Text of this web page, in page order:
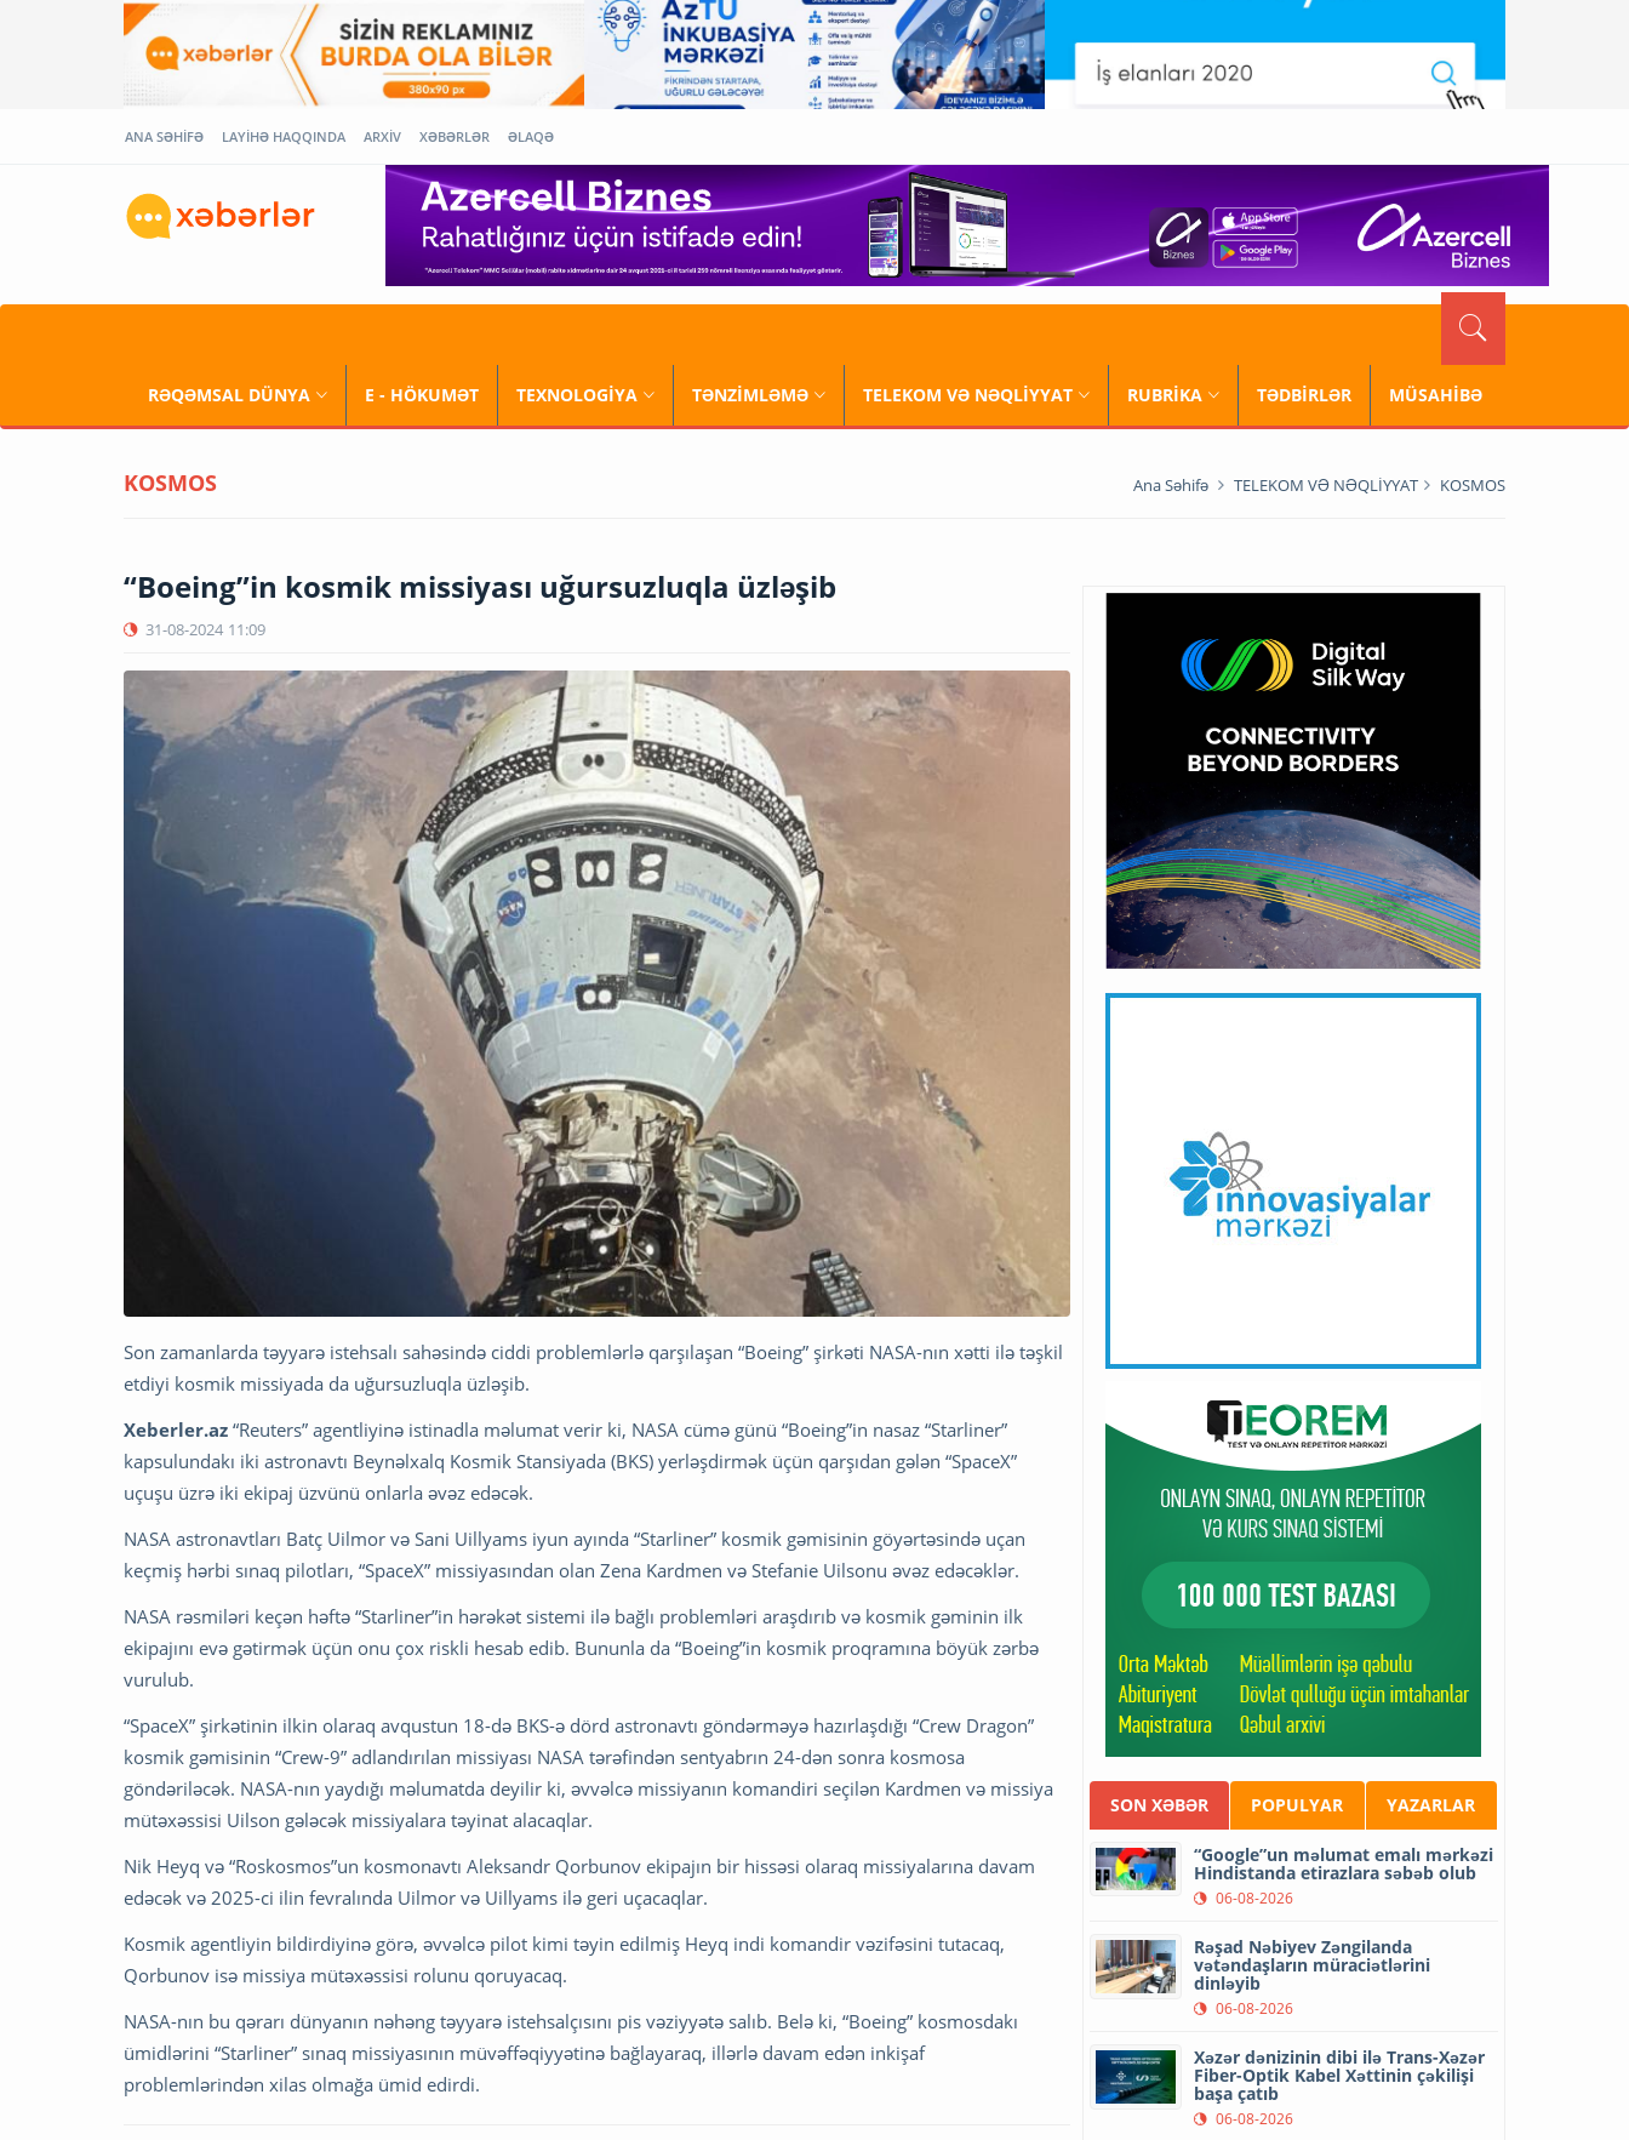
ANA SƏHİFƏ LAYİHƏ HAQQINDA ARXİV XƏBƏRLƏR ƏLAQƏ
RƏQƏMSAL DÜNYA E - HÖKUMƏT TEXNOLOGİYA TƏNZİMLƏMƏ TELEKOM VƏ NƏQLİYYAT RUBRİKA TƏDBİRLƏR MÜSAHİBƏ
KOSMOS Ana Səhifə TELEKOM VƏ NƏQLİYYAT KOSMOS
“Boeing”in kosmik missiyası uğursuzluqla üzləşib
31-08-2024 11:09
Son zamanlarda təyyarə istehsalı sahəsində ciddi problemlərlə qarşılaşan “Boeing” şirkəti NASA-nın xətti ilə təşkil
etdiyi kosmik missiyada da uğursuzluqla üzləşib.
Xeberler.az “Reuters” agentliyinə istinadla məlumat verir ki, NASA cümə günü “Boeing”in nasaz “Starliner”
kapsulundakı iki astronavtı Beynəlxalq Kosmik Stansiyada (BKS) yerləşdirmək üçün qarşıdan gələn “SpaceX”
uçuşu üzrə iki ekipaj üzvünü onlarla əvəz edəcək.
NASA astronavtları Batç Uilmor və Sani Uillyams iyun ayında “Starliner” kosmik gəmisinin göyərtəsində uçan
keçmiş hərbi sınaq pilotları, “SpaceX” missiyasından olan Zena Kardmen və Stefanie Uilsonu əvəz edəcəklər.
NASA rəsmiləri keçən həftə “Starliner”in hərəkət sistemi ilə bağlı problemləri araşdırıb və kosmik gəminin ilk
ekipajını evə gətirmək üçün onu çox riskli hesab edib. Bununla da “Boeing”in kosmik proqramına böyük zərbə
vurulub.
“SpaceX” şirkətinin ilkin olaraq avqustun 18-də BKS-ə dörd astronavtı göndərməyə hazırlaşdığı “Crew Dragon”
kosmik gəmisinin “Crew-9” adlandırılan missiyası NASA tərəfindən sentyabrın 24-dən sonra kosmosa
göndəriləcək. NASA-nın yaydığı məlumatda deyilir ki, əvvəlcə missiyanın komandiri seçilən Kardmen və missiya
mütəxəssisi Uilson gələcək missiyalara təyinat alacaqlar.
Nik Heyq və “Roskosmos”un kosmonavtı Aleksandr Qorbunov ekipajın bir hissəsi olaraq missiyalarına davam
edəcək və 2025-ci ilin fevralında Uilmor və Uillyams ilə geri uçacaqlar.
Kosmik agentliyin bildirdiyinə görə, əvvəlcə pilot kimi təyin edilmiş Heyq indi komandir vəzifəsini tutacaq,
Qorbunov isə missiya mütəxəssisi rolunu qoruyacaq.
NASA-nın bu qərarı dünyanın nəhəng təyyarə istehsalçısını pis vəziyyətə salıb. Belə ki, “Boeing” kosmosdakı
ümidlərini “Starliner” sınaq missiyasının müvəffəqiyyətinə bağlayaraq, illərlə davam edən inkişaf
problemlərindən xilas olmağa ümid edirdi.
SON XƏBƏR POPULYAR YAZARLAR
“Google”un məlumat emalı mərkəzi
Hindistanda etirazlara səbəb olub
06-08-2026
Rəşad Nəbiyev Zəngilanda
vətəndaşların müraciətlərini
dinləyib
06-08-2026
Xəzər dənizinin dibi ilə Trans-Xəzər
Fiber-Optik Kabel Xəttinin çəkilişi
başa çatıb
06-08-2026